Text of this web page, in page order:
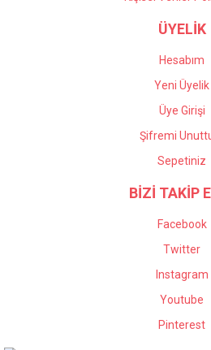
ÜYELİK
Hesabım
Yeni Üyelik
Üye Girişi
Şifremi
Sepetiniz
BİZİ TAKİP
Facebook
Twitter
Instagram
Youtube
Pinterest